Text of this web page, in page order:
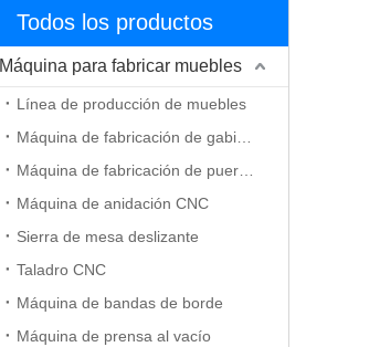
Todos los productos
Máquina para fabricar muebles
Línea de producción de muebles
Máquina de anidación CNC
Sierra de mesa deslizante
Taladro CNC
Máquina de bandas de borde
Máquina de prensa al vacío